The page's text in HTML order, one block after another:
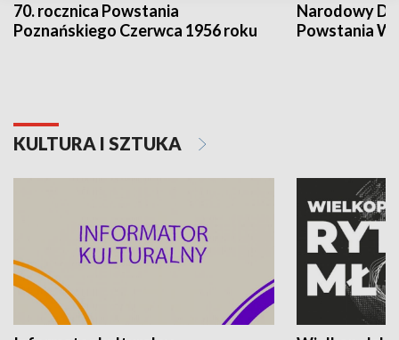
70. rocznica Powstania
Poznańskiego Czerwca 1956 roku
Narodowy
Powstania
KULTURA I SZTUKA